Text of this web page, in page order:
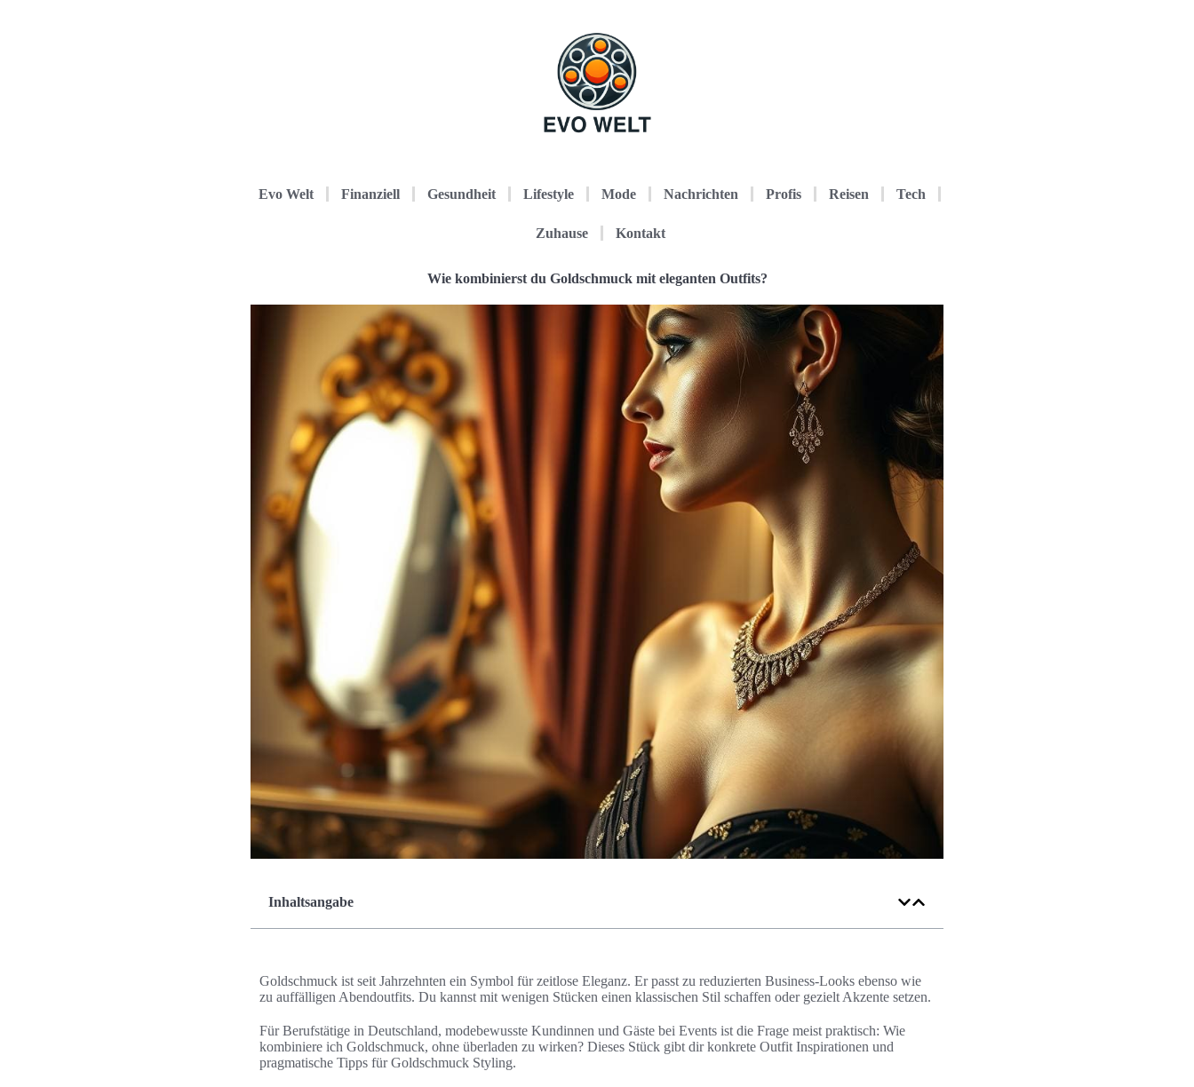
Evo Welt Finanziell Gesundheit Lifestyle Mode Nachrichten Profis Reisen Tech
Zuhause Kontakt
Wie kombinierst du Goldschmuck mit eleganten Outfits?
Inhaltsangabe
Goldschmuck ist seit Jahrzehnten ein Symbol für zeitlose Eleganz. Er passt zu reduzierten Business-Looks ebenso wie
zu auffälligen Abendoutfits. Du kannst mit wenigen Stücken einen klassischen Stil schaffen oder gezielt Akzente setzen.
Für Berufstätige in Deutschland, modebewusste Kundinnen und Gäste bei Events ist die Frage meist praktisch: Wie
kombiniere ich Goldschmuck, ohne überladen zu wirken? Dieses Stück gibt dir konkrete Outfit Inspirationen und
pragmatische Tipps für Goldschmuck Styling.